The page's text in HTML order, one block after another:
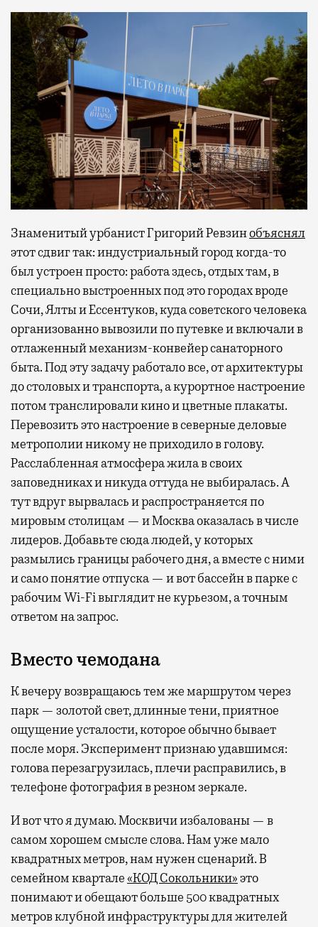
Знаменитый урбанист Григорий Ревзинобъяснял
этот сдвиг так: индустриальный город когда-то
был устроен просто: работа здесь, отдых там, в
специально выстроенных под это городах вроде
Сочи, Ялты и Ессентуков, куда советского человека
организованно вывозили по путевке и включали в
отлаженный механизм-конвейер санаторного
быта. Под эту задачу работало все, от архитектуры
до столовых и транспорта, а курортное настроение
потом транслировали кино и цветные плакаты.
Перевозить это настроение в северные деловые
метрополии никому не приходило в голову.
Расслабленная атмосфера жила в своих
заповедниках и никуда оттуда не выбиралась. А
тут вдруг вырвалась и распространяется по
мировым столицам — и Москва оказалась в числе
лидеров. Добавьте сюда людей, у которых
размылись границы рабочего дня, а вместе с ними
и само понятие отпуска — и вот бассейн в парке с
рабочим Wi-Fi выглядит не курьезом, а точным
ответом на запрос.
Вместо чемодана
К вечеру возвращаюсь тем же маршрутом через
парк — золотой свет, длинные тени, приятное
ощущение усталости, которое обычно бывает
после моря. Эксперимент признаю удавшимся:
голова перезагрузилась, плечи расправились, в
телефоне фотография в резном зеркале.
И вот что я думаю. Москвичи избалованы — в
самом хорошем смысле слова. Нам уже мало
квадратных метров, нам нужен сценарий. В
семейном квартале«КОД Сокольники»это
понимают и обещают больше 500 квадратных
метров клубной инфраструктуры для жителей